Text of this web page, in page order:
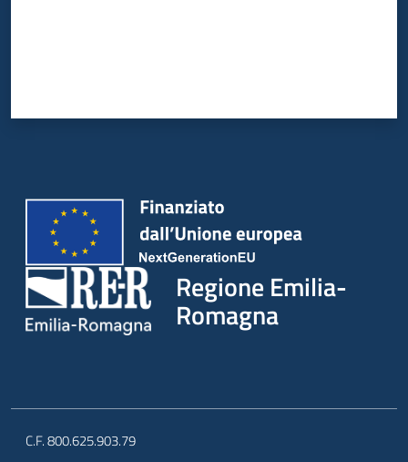
Regione Emilia-
Romagna
C.F. 800.625.903.79